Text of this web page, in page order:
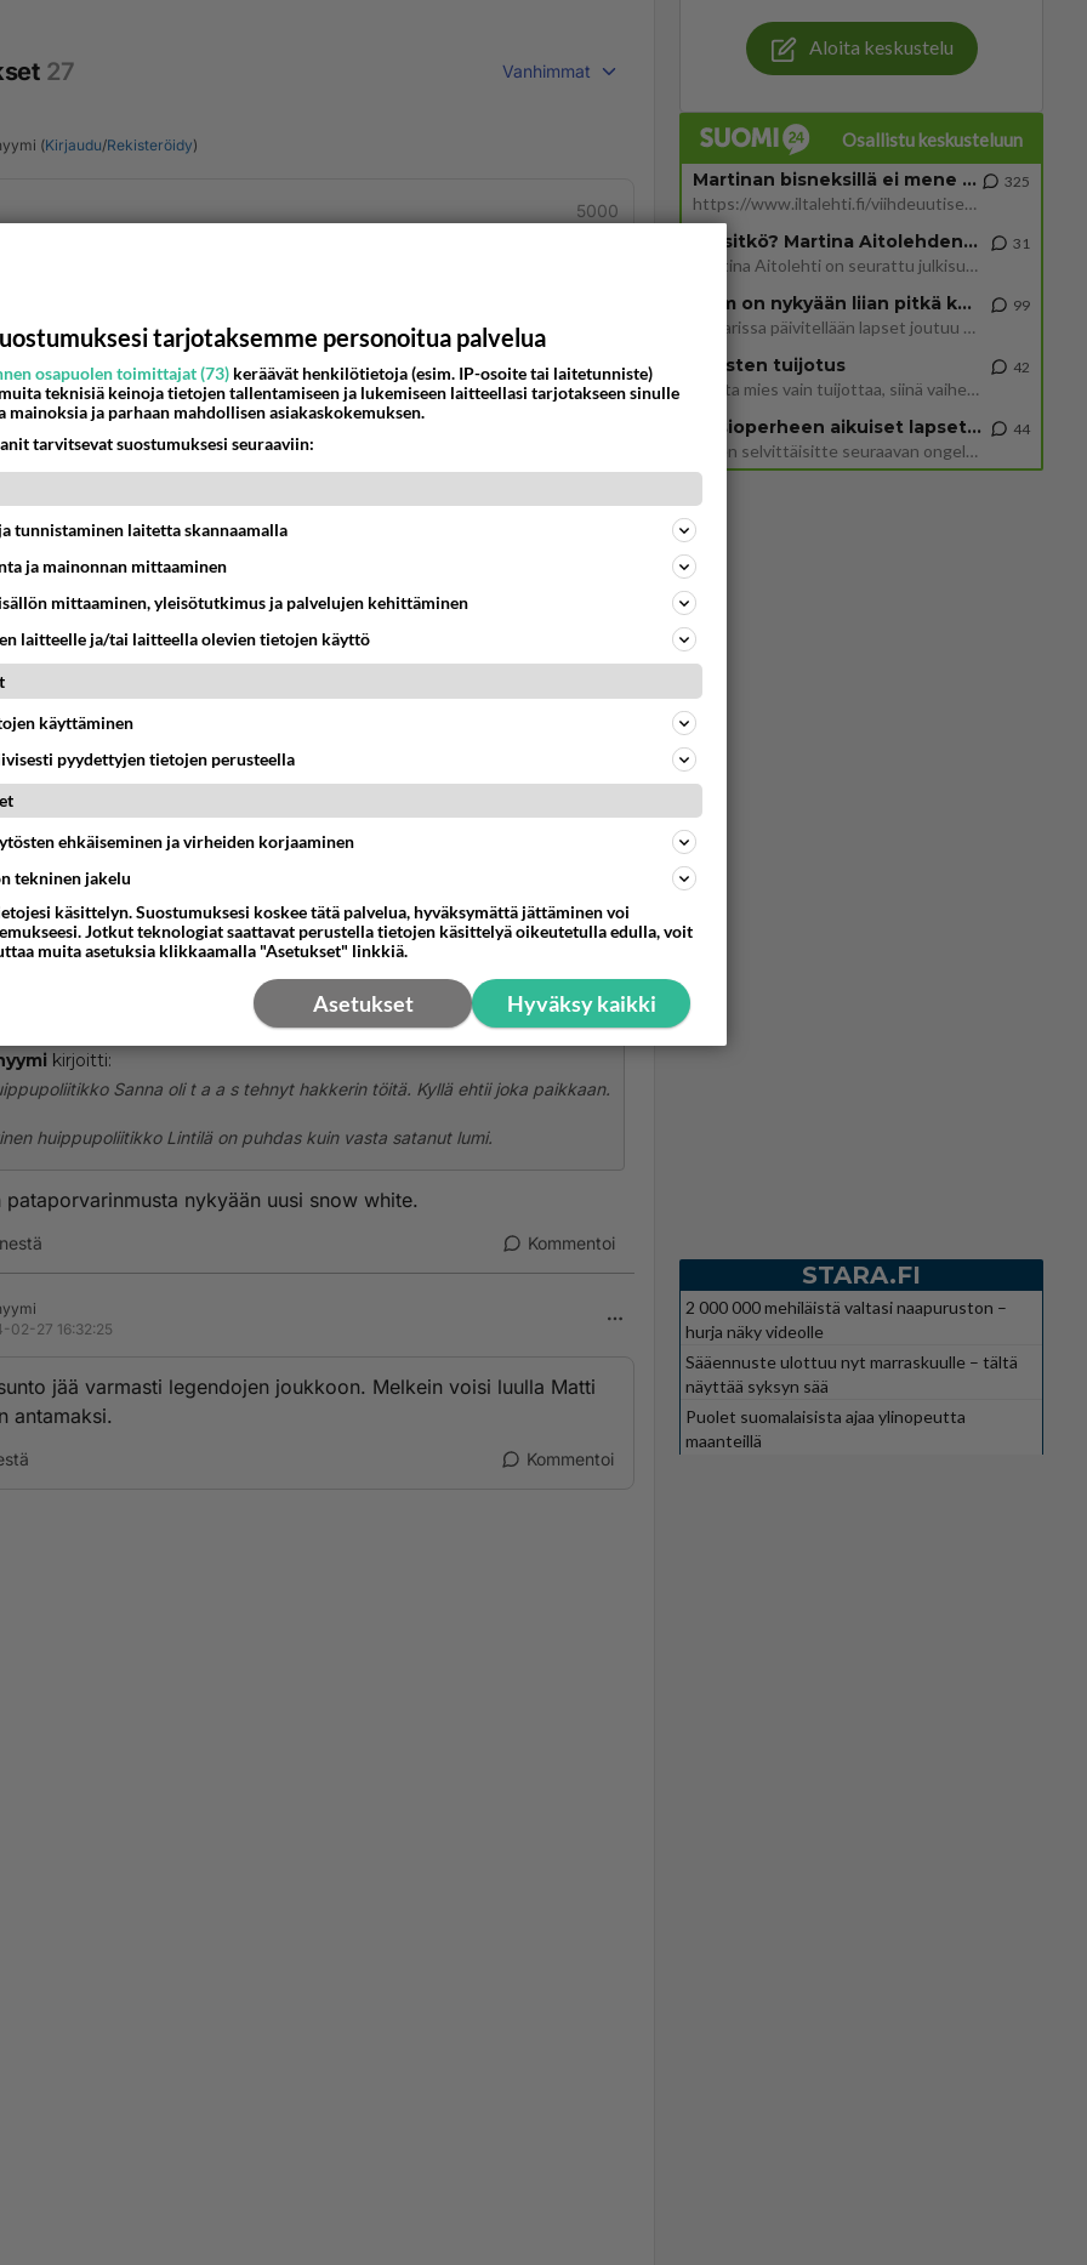
27 Vanhimmat
(Kirjaudu/Rekisteröidy)
5000
Lähetä
02-27 16:16:10
ollut aika tiedottomassa tilassa humalaspäissäni minäkin,
noin nopeasti ole kyllä osannut reagoida tekemiini mokiin, siis
sekuntissa. Yleensä on vasta seuraavana päivänä selvinnyt
Kommentoi
02-27 20:55:57
Sanna oli t a a s tehnyt hakkerin töitä. Kyllä ehtii joka
huippupoliitikko Lintilä on puhdas kuin vasta satanut lumi.
Kommentoi
kirjoitti:
Sanna oli t a a s tehnyt hakkerin töitä. Kyllä ehtii joka paikkaan.
huippupoliitikko Lintilä on puhdas kuin vasta satanut lumi.
pataporvarinmusta nykyään uusi snow white.
Kommentoi
02-27 16:32:25
jää varmasti legendojen joukkoon. Melkein voisi luulla Matti
antamaksi.
Kommentoi
Aloita keskustelu
Osallistu keskusteluun
Martinan bisneksillä ei mene hyvin
https://www.iltalehti.fi/viihdeuutiset/a/c46da6ab-340f-4790-aaa7-0865eed2336 Yrityksen konkurssihakemus on tullut kärä
325
Tiesitkö? Martina Aitolehden isäpuoli on tämä suosittu laulaja
Martina Aitolehti on seurattu julkisuuden henkilö. Lähipiiriin mahtuu muitakin tunnettuja henkilöitä. Tiesitkö, että Ma
31
2 km on nykyään liian pitkä koulumatka
Hesarissa päivitellään lapset joutuu nyt kulkemaan 2 km kouluun jösses. Ruostefillarilla tuo matka menee vaikka miten äk
99
Miesten tuijotus
Mutta mies vain tuijottaa, siinä vaiheessa käännän itse pään pois. Mikä juttu? Yleensä jos joku tuijottaa tai katsoo, hä
42
Uusioperheen aikuiset lapset tyhjentää jääkaapin käydessään
Miten selvittäisitte seuraavan ongelman, meillä on uusioperhe, minulla teini-ikäiset lapset ja puolisolla aikuiset, jotk
44
STARA.FI
2 000 000 mehiläistä valtasi naapuruston –
hurja näky videolle
Sääennuste ulottuu nyt marraskuulle – tältä
näyttää syksyn sää
Puolet suomalaisista ajaa ylinopeutta
maanteillä
tarjotaksemme personoitua palvelua
osapuolen toimittajat (73) keräävät henkilötietoja (esim. IP-osoite tai laitetunniste)
teknisiä keinoja tietojen tallentamiseen ja lukemiseen laitteellasi tarjotakseen sinulle
ja parhaan mahdollisen asiakaskokemuksen.
tarvitsevat suostumuksesi seuraaviin:
tunnistaminen laitetta skannaamalla
ja mainonnan mittaaminen
mittaaminen, yleisötutkimus ja palvelujen kehittäminen
laitteelle ja/tai laitteella olevien tietojen käyttö
käyttäminen
pyydettyjen tietojen perusteella
ehkäiseminen ja virheiden korjaaminen
tekninen jakelu
käsittelyn. Suostumuksesi koskee tätä palvelua, hyväksymättä jättäminen voi
Jotkut teknologiat saattavat perustella tietojen käsittelyä oikeutetulla edulla, voit
muita asetuksia klikkaamalla "Asetukset" linkkiä.
Hyväksy kaikki
Asetukset